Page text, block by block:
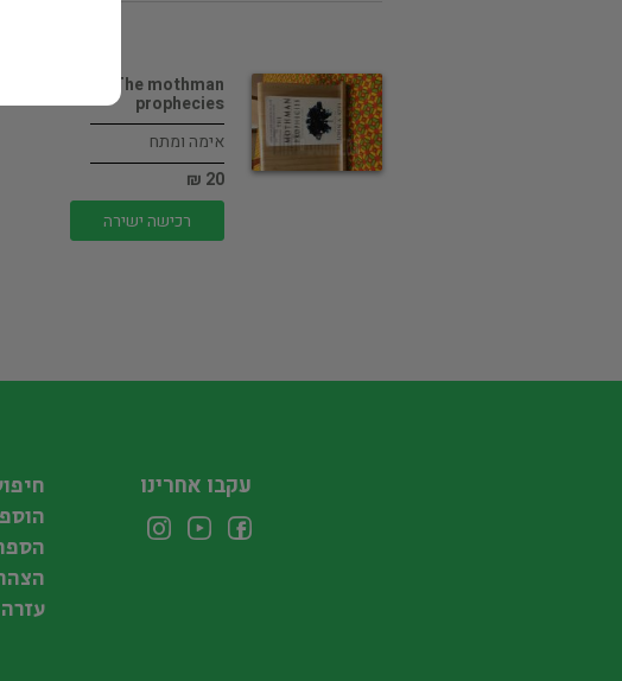
The mothman
prophecies
אימה ומתח
20 ₪
רכישה ישירה
עקבו אחרינו
עזרה